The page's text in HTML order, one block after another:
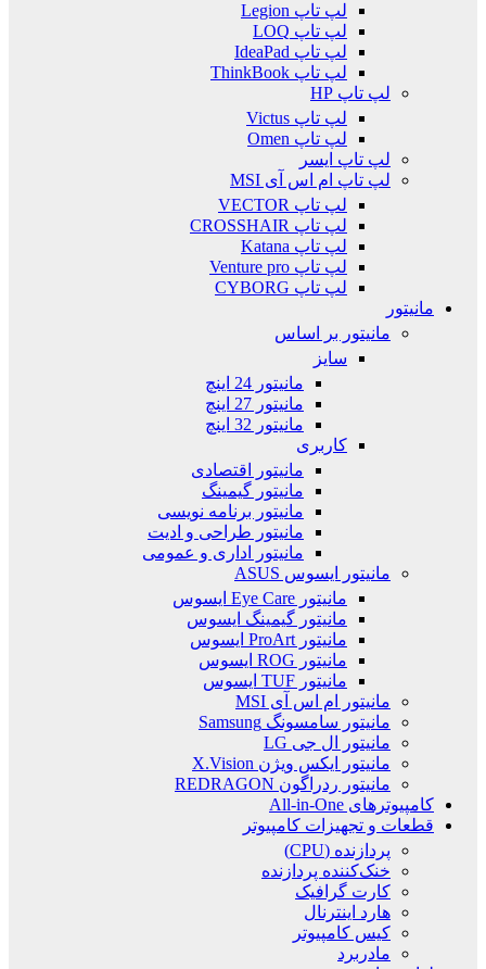
لپ تاپ Legion
لپ تاپ LOQ
لپ تاپ IdeaPad
لپ تاپ ThinkBook
لپ تاپ HP
لپ تاپ Victus
لپ تاپ Omen
لپ تاپ ایسر
لپ تاپ ام اس آی MSI
لپ تاپ VECTOR
لپ تاپ CROSSHAIR
لپ تاپ Katana
لپ تاپ Venture pro
لپ تاپ CYBORG
مانیتور
مانیتور بر اساس
سایز
مانیتور 24 اینچ
مانیتور 27 اینچ
مانیتور 32 اینچ
کاربری
مانیتور اقتصادی
مانیتور گیمینگ
مانیتور برنامه نویسی
مانیتور طراحی و ادیت
مانیتور اداری و عمومی
مانیتور ایسوس ASUS
مانیتور Eye Care ایسوس
مانیتور گیمینگ ایسوس
مانیتور ProArt ایسوس
مانیتور ROG ایسوس
مانیتور TUF ایسوس
مانیتور ام اس آی MSI
مانیتور سامسونگ Samsung
مانیتور ال جی LG
مانیتور ایکس ویژن X.Vision
مانیتور ردراگون REDRAGON
کامپیوترهای All-in-One
قطعات و تجهیزات کامپیوتر
پردازنده (CPU)
خنک‌کننده پردازنده
کارت گرافیک
هارد اینترنال
کیس کامپیوتر
مادربرد